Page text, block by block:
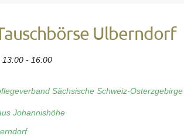
Ulberndorf
13:00 - 16:00
Sächsische Schweiz-Osterzgebirge
Johannishöhe